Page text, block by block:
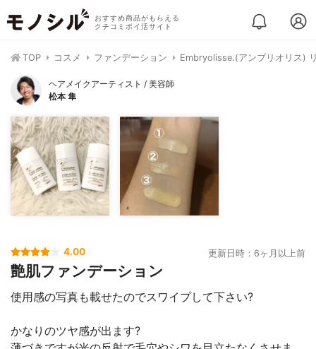
おすすめ商品がもらえる
クチコミポイ活サイト
TOP コスメ ファンデーション Embryolisse.(アンブリオリス)
ヘアメイクアーティスト / 美容師
松本 隼
4.00 更新日時：6ヶ月以上前
艶肌ファンデーション
使用感の写真も載せたのでスワイプして下さい?
かなりのツヤ感が出ます?